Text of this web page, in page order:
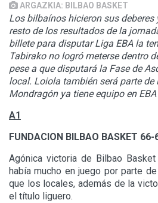
ARGAZKIA: BILBAO BASKET
Los bilbaínos hicieron sus deberes
resto de los resultados de la
billete para disputar Liga EBA la
Tabirako no logró meterse dentro
pese a que disputará la Fase de
local. Loiola también será parte de
Mondragón ya tiene equipo en
A1
FUNDACION BILBAO BASKET
Agónica victoria de Bilbao
había mucho en juego por parte
que los locales, además de la
el título liguero.